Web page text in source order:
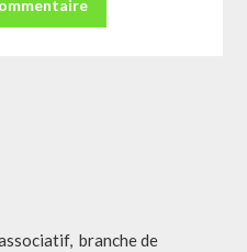
branche de